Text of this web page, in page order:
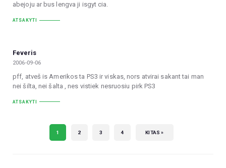
abejoju ar bus lengva ji isgyt cia.
ATSAKYTI
Feveris
2006-09-06
pff, atveš is Amerikos ta PS3 ir viskas, nors atvirai sakant tai man
nei šilta, nei šalta , nes vistiek nesruosiu pirk PS3
ATSAKYTI
1 2 3 4 KITAS »